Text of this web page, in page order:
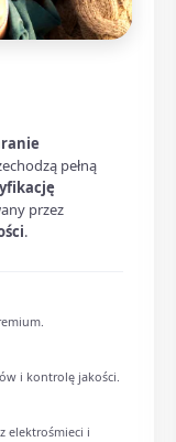
pełną
przez
.
i kontrolę jakości.
elektrośmieci i